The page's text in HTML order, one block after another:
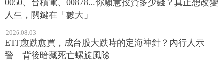
2026.08.03
ETF愈跌愈買，成台股大跌時的定海神針？內行人示
警：背後暗藏死亡螺旋風險